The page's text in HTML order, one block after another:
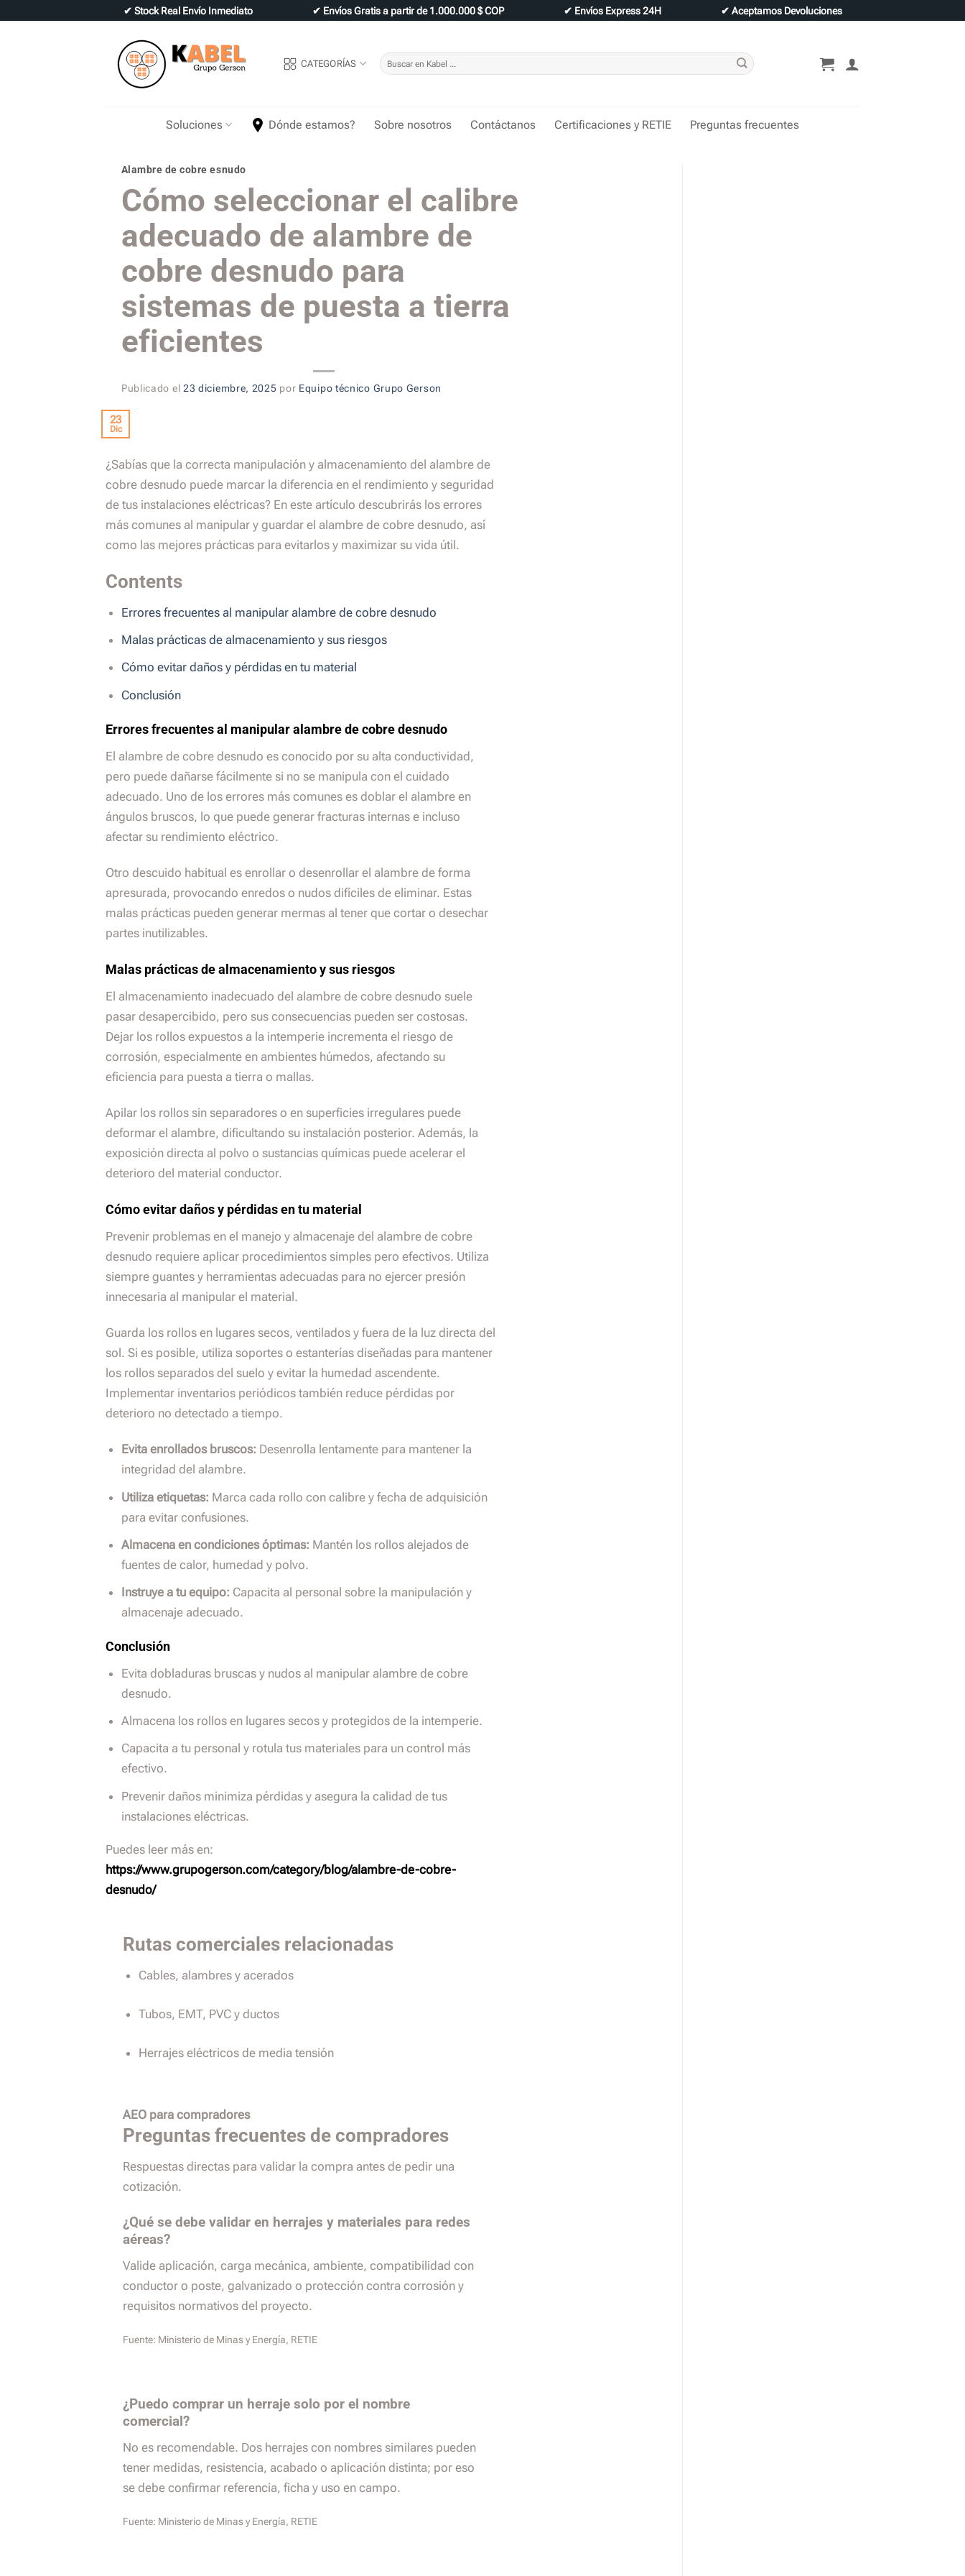
to
✔ Stock Real Envío Inmediato ✔ Envíos Gratis a partir de 1.000.000 $ COP ✔ Envíos Express 24H ✔ Aceptamos Devoluciones
CATEGORÍAS
Buscar
por:
Soluciones Dónde estamos? Sobre nosotros Contáctanos Certificaciones y RETIE Preguntas frecuentes
Alambre de cobre esnudo
Cómo seleccionar el calibre
adecuado de alambre de
cobre desnudo para
sistemas de puesta a tierra
eficientes
Publicado el 23 diciembre, 2025 por Equipo técnico Grupo Gerson
23
Dic
¿Sabías que la correcta manipulación y almacenamiento del alambre de
cobre desnudo puede marcar la diferencia en el rendimiento y seguridad
de tus instalaciones eléctricas? En este artículo descubrirás los errores
más comunes al manipular y guardar el alambre de cobre desnudo, así
como las mejores prácticas para evitarlos y maximizar su vida útil.
Contents
Errores frecuentes al manipular alambre de cobre desnudo
Malas prácticas de almacenamiento y sus riesgos
Cómo evitar daños y pérdidas en tu material
Conclusión
Errores frecuentes al manipular alambre de cobre desnudo
El alambre de cobre desnudo es conocido por su alta conductividad,
pero puede dañarse fácilmente si no se manipula con el cuidado
adecuado. Uno de los errores más comunes es doblar el alambre en
ángulos bruscos, lo que puede generar fracturas internas e incluso
afectar su rendimiento eléctrico.
Otro descuido habitual es enrollar o desenrollar el alambre de forma
apresurada, provocando enredos o nudos difíciles de eliminar. Estas
malas prácticas pueden generar mermas al tener que cortar o desechar
partes inutilizables.
Malas prácticas de almacenamiento y sus riesgos
El almacenamiento inadecuado del alambre de cobre desnudo suele
pasar desapercibido, pero sus consecuencias pueden ser costosas.
Dejar los rollos expuestos a la intemperie incrementa el riesgo de
corrosión, especialmente en ambientes húmedos, afectando su
eficiencia para puesta a tierra o mallas.
Apilar los rollos sin separadores o en superficies irregulares puede
deformar el alambre, dificultando su instalación posterior. Además, la
exposición directa al polvo o sustancias químicas puede acelerar el
deterioro del material conductor.
Cómo evitar daños y pérdidas en tu material
Prevenir problemas en el manejo y almacenaje del alambre de cobre
desnudo requiere aplicar procedimientos simples pero efectivos. Utiliza
siempre guantes y herramientas adecuadas para no ejercer presión
innecesaria al manipular el material.
Guarda los rollos en lugares secos, ventilados y fuera de la luz directa del
sol. Si es posible, utiliza soportes o estanterías diseñadas para mantener
los rollos separados del suelo y evitar la humedad ascendente.
Implementar inventarios periódicos también reduce pérdidas por
deterioro no detectado a tiempo.
Evita enrollados bruscos: Desenrolla lentamente para mantener la
integridad del alambre.
Utiliza etiquetas: Marca cada rollo con calibre y fecha de adquisición
para evitar confusiones.
Almacena en condiciones óptimas: Mantén los rollos alejados de
fuentes de calor, humedad y polvo.
Instruye a tu equipo: Capacita al personal sobre la manipulación y
almacenaje adecuado.
Conclusión
Evita dobladuras bruscas y nudos al manipular alambre de cobre
desnudo.
Almacena los rollos en lugares secos y protegidos de la intemperie.
Capacita a tu personal y rotula tus materiales para un control más
efectivo.
Prevenir daños minimiza pérdidas y asegura la calidad de tus
instalaciones eléctricas.
Puedes leer más en:
https://www.grupogerson.com/category/blog/alambre-de-cobre-
desnudo/
Rutas comerciales relacionadas
Cables, alambres y acerados
Tubos, EMT, PVC y ductos
Herrajes eléctricos de media tensión
AEO para compradores
Preguntas frecuentes de compradores
Respuestas directas para validar la compra antes de pedir una
cotización.
¿Qué se debe validar en herrajes y materiales para redes
aéreas?
Valide aplicación, carga mecánica, ambiente, compatibilidad con
conductor o poste, galvanizado o protección contra corrosión y
requisitos normativos del proyecto.
Fuente: Ministerio de Minas y Energía, RETIE
¿Puedo comprar un herraje solo por el nombre
comercial?
No es recomendable. Dos herrajes con nombres similares pueden
tener medidas, resistencia, acabado o aplicación distinta; por eso
se debe confirmar referencia, ficha y uso en campo.
Fuente: Ministerio de Minas y Energía, RETIE